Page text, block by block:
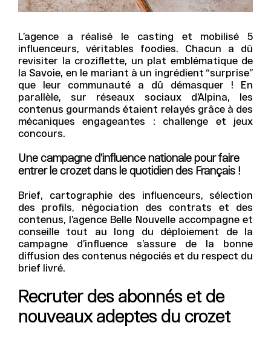
L’agence a réalisé le casting et mobilisé 5
influenceurs, véritables foodies. Chacun a dû
revisiter la croziflette, un plat emblématique de
la Savoie, en le mariant à un ingrédient “surprise”
que leur communauté a dû démasquer ! En
parallèle, sur réseaux sociaux d’Alpina, les
contenus gourmands étaient relayés grâce à des
mécaniques engageantes : challenge et jeux
concours.
Une campagne d’influence nationale pour faire
entrer le crozet dans le quotidien des Français !
Brief, cartographie des influenceurs, sélection
des profils, négociation des contrats et des
contenus, l’agence Belle Nouvelle accompagne et
conseille tout au long du déploiement de la
campagne d’influence s’assure de la bonne
diffusion des contenus négociés et du respect du
brief livré.
Recruter des abonnés et de
nouveaux adeptes du crozet